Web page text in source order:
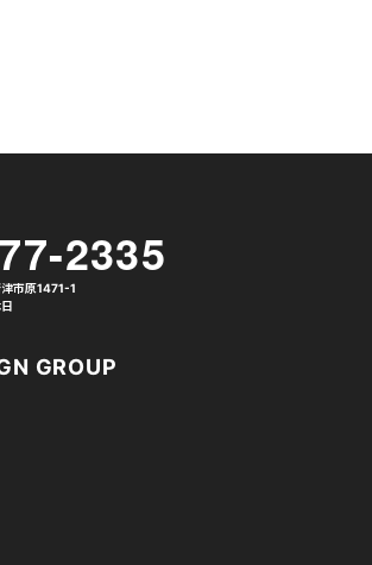
2335
市原1471-1
GROUP